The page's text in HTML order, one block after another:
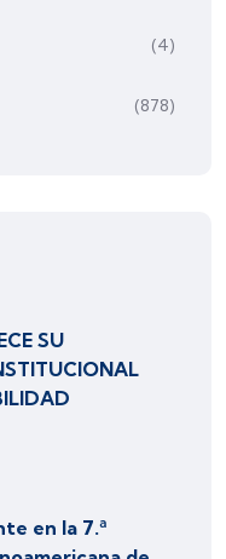
(4)
(878)
SU
en la 7.ª